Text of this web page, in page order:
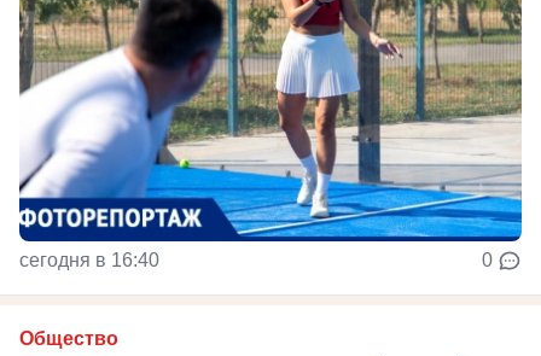
сегодня в 16:40 0
Общество